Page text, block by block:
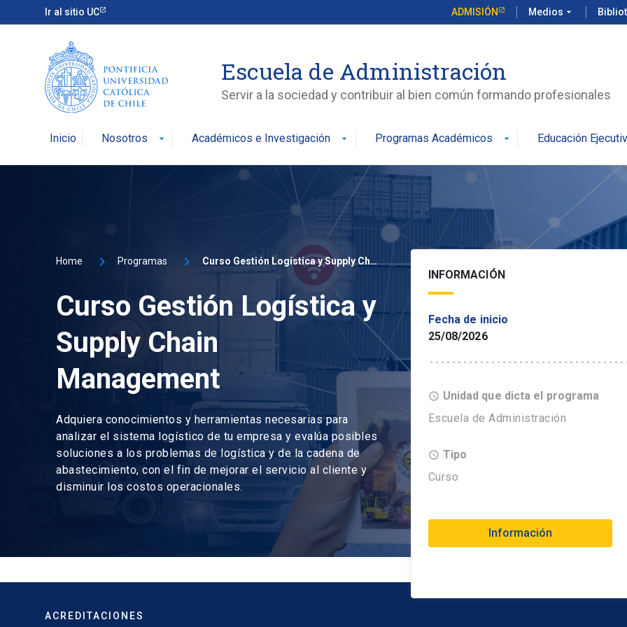
Ir al sitio UC ADMISIÓN Medios arrow_drop_down
Escuela de Administración
Servir a la sociedad y contribuir al bien común formando profesionales
Inicio Nosotros arrow_drop_down Académicos e Investigación arrow_drop_down Programas Académicos arrow_drop_down Educación
Home Programas Curso Gestión Logística y Supply Chain Management
Curso Gestión Logística y
Supply Chain
Management
Adquiera conocimientos y herramientas necesarias para
analizar el sistema logístico de tu empresa y evalúa posibles
soluciones a los problemas de logística y de la cadena de
abastecimiento, con el fin de mejorar el servicio al cliente y
disminuir los costos operacionales.
INFORMACIÓN
Fecha de inicio
25/08/2026
access_time Unidad que dicta el programa
Escuela de Administración
access_time Tipo
Curso
Información
ACREDITACIONES